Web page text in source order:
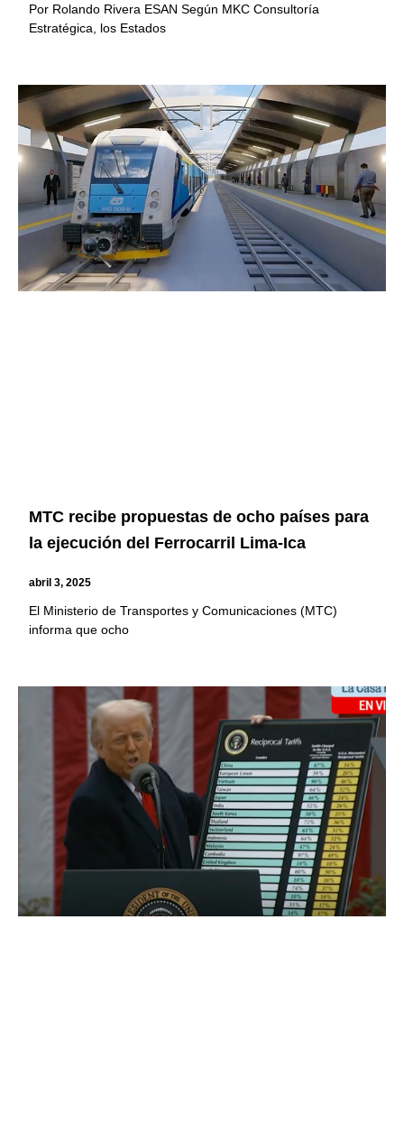
Por Rolando Rivera ESAN Según MKC Consultoría
Estratégica, los Estados
MTC recibe propuestas de ocho países para
la ejecución del Ferrocarril Lima-Ica
abril 3, 2025
El Ministerio de Transportes y Comunicaciones (MTC)
informa que ocho